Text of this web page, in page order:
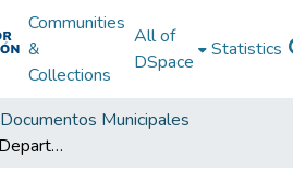
Communities
&
Collections
All of
DSpace
Statistics
Documentos Municipales
Planta de Personal Departamento de Cauca 2006: PP Departamento de Cauca 2006